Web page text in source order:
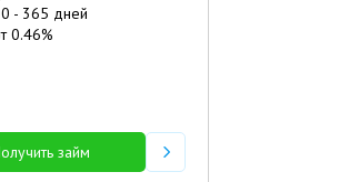
- 365 дней
0.46%
займ